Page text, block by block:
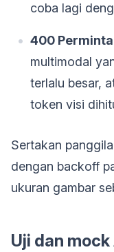
coba lagi
400
multimodal
terlalu besar,
token visi
Sertakan
dengan backoff
ukuran gambar
Uji dan